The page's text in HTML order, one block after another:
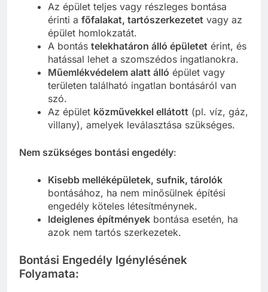
Az épület teljes vagy részleges bontása
érinti a főfalakat, tartószerkezetet vagy az
épület homlokzatát.
A bontás telekhatáron álló épületet érint, és
hatással lehet a szomszédos ingatlanokra.
Műemlékvédelem alatt álló épület vagy
területen található ingatlan bontásáról van
szó.
Az épület közművekkel ellátott (pl. víz, gáz,
villany), amelyek leválasztása szükséges.
Nem szükséges bontási engedély:
Kisebb melléképületek, sufnik, tárolók
bontásához, ha nem minősülnek építési
engedély köteles létesítménynek.
Ideiglenes építmények bontása esetén, ha
azok nem tartós szerkezetek.
Bontási Engedély Igénylésének
Folyamata: